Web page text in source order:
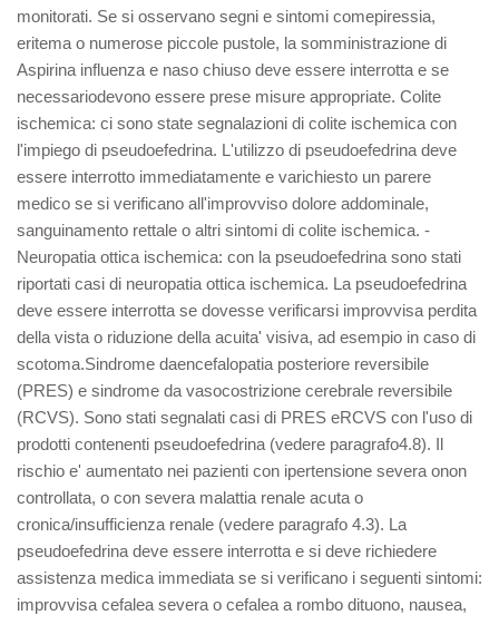
monitorati. Se si osservano segni e sintomi comepiressia,
eritema o numerose piccole pustole, la somministrazione di
Aspirina influenza e naso chiuso deve essere interrotta e se
necessariodevono essere prese misure appropriate. Colite
ischemica: ci sono state segnalazioni di colite ischemica con
l'impiego di pseudoefedrina. L'utilizzo di pseudoefedrina deve
essere interrotto immediatamente e varichiesto un parere
medico se si verificano all'improvviso dolore addominale,
sanguinamento rettale o altri sintomi di colite ischemica. -
Neuropatia ottica ischemica: con la pseudoefedrina sono stati
riportati casi di neuropatia ottica ischemica. La pseudoefedrina
deve essere interrotta se dovesse verificarsi improvvisa perdita
della vista o riduzione della acuita' visiva, ad esempio in caso di
scotoma.Sindrome daencefalopatia posteriore reversibile
(PRES) e sindrome da vasocostrizione cerebrale reversibile
(RCVS). Sono stati segnalati casi di PRES eRCVS con l'uso di
prodotti contenenti pseudoefedrina (vedere paragrafo4.8). Il
rischio e' aumentato nei pazienti con ipertensione severa onon
controllata, o con severa malattia renale acuta o
cronica/insufficienza renale (vedere paragrafo 4.3). La
pseudoefedrina deve essere interrotta e si deve richiedere
assistenza medica immediata se si verificano i seguenti sintomi:
improvvisa cefalea severa o cefalea a rombo dituono, nausea,